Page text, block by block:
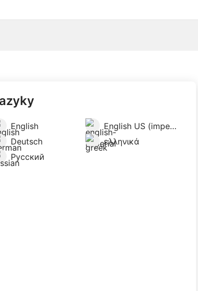
English
English US (imperial)
Deutsch
ελληνικά
Русский